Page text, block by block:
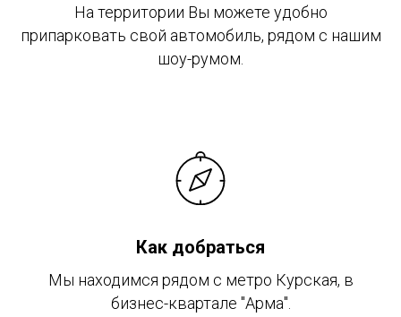
На территории Вы можете удобно
припарковать свой автомобиль, рядом с нашим
шоу-румом.
Как добраться
Мы находимся рядом с метро Курская, в
бизнеc-квартале "Арма".